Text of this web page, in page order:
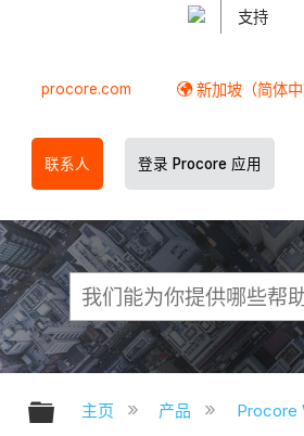
支持
procore.com 新加坡（简体中
联系人 登录 Procore 应用
扩展/隐缩全局层次
主页 产品 Procore